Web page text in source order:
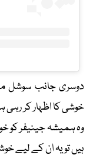
دوسری جانب سوشل
خوشی کا اظہار کر
وہ ہمیشہ جینیفر کو
ہیں تو یہ ان کے لیے